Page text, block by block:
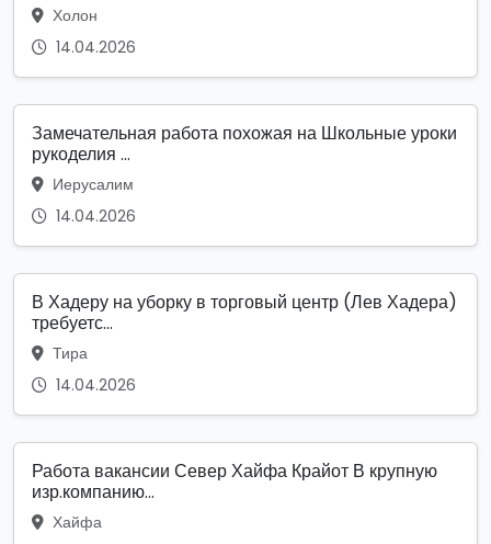
Холон
14.04.2026
Замечательная работа похожая на Школьные уроки
рукоделия ...
Иерусалим
14.04.2026
В Хадеру на уборку в торговый центр (Лев Хадера)
требуетс...
Тира
14.04.2026
Работа вакансии Север Хайфа Крайот В крупную
изр.компанию...
Хайфа